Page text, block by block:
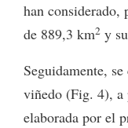
han considerado,
de 889,3 km2 y
Seguidamente,
viñedo (Fig. 4),
elaborada por el